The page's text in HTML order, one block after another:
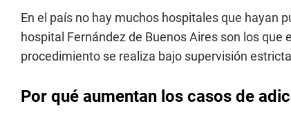
En el país no hay muchos hospitales que hayan
hospital Fernández de Buenos Aires son los que
procedimiento se realiza bajo supervisión
Por qué aumentan los casos de